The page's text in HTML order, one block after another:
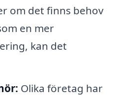
om det finns behov
en mer
kan det
Olika företag har